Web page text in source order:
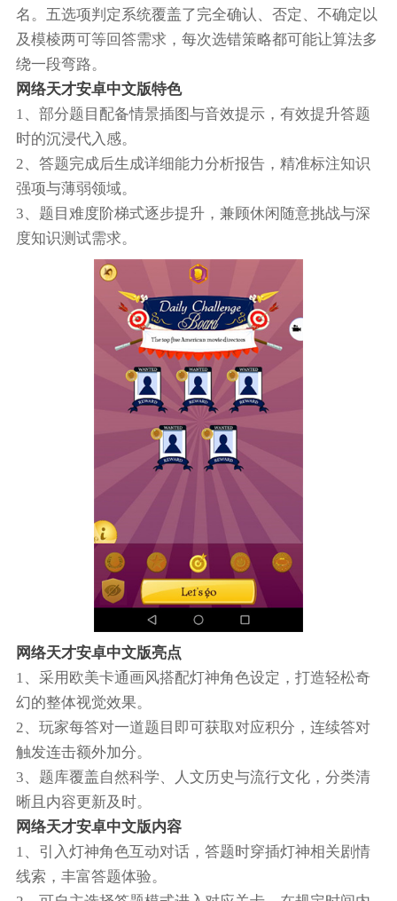
名。五选项判定系统覆盖了完全确认、否定、不确定以
及模棱两可等回答需求，每次选错策略都可能让算法多
绕一段弯路。
网络天才安卓中文版特色
1、部分题目配备情景插图与音效提示，有效提升答题
时的沉浸代入感。
2、答题完成后生成详细能力分析报告，精准标注知识
强项与薄弱领域。
3、题目难度阶梯式逐步提升，兼顾休闲随意挑战与深
度知识测试需求。
网络天才安卓中文版亮点
1、采用欧美卡通画风搭配灯神角色设定，打造轻松奇
幻的整体视觉效果。
2、玩家每答对一道题目即可获取对应积分，连续答对
触发连击额外加分。
3、题库覆盖自然科学、人文历史与流行文化，分类清
晰且内容更新及时。
网络天才安卓中文版内容
1、引入灯神角色互动对话，答题时穿插灯神相关剧情
线索，丰富答题体验。